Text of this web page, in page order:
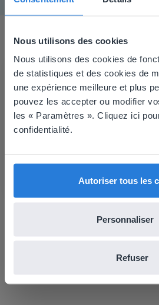
Nous utilisons des cookies
Nous utilisons des cookies de
de statistiques et des cookies de
une expérience meilleure et plus
pouvez les accepter ou modifier
les « Paramètres ». Cliquez ici
confidentialité.
Autoriser tous les
Personnaliser
Refuser
Ce que disent les
tableau blanc et avec
Frank Kim Elementary, Nevada
This website
your location
Based on your location, we
prefer to visit our English
English